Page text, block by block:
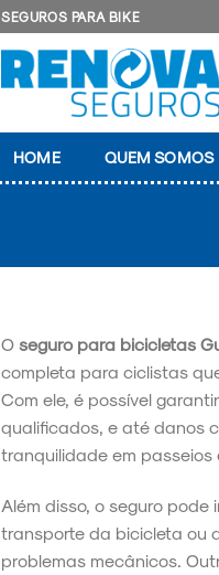
SEGUROS PARA BIKE
HOME QUEM SOMOS
O seguro para bicicletas
completa para ciclistas
Com ele, é possível
qualificados, e até danos
tranquilidade em passeios
Além disso, o seguro
transporte da bicicleta ou
problemas mecânicos.